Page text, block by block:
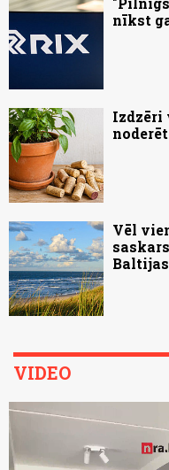
nīkst
Izdzēri
Vēl
VIDEO